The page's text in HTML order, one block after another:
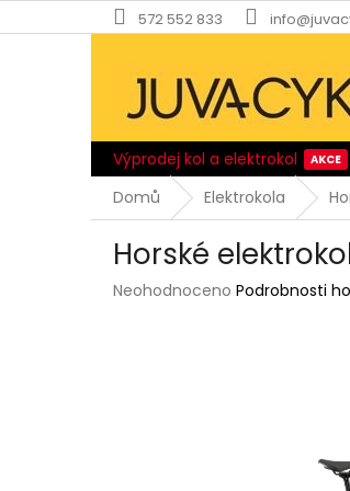
na
572 552 833
Výprodej kol a elektrokol
Domů
Elektrokola
Horské
Průměrné
Neohodnoceno Podrobnosti